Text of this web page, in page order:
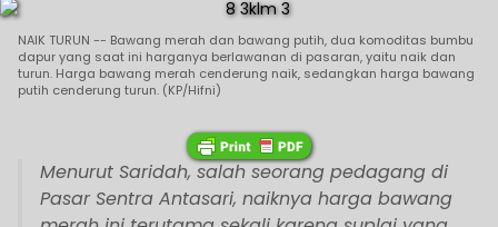
NAIK TURUN -- Bawang merah dan bawang putih, dua komoditas bumbu
dapur yang saat ini harganya berlawanan di pasaran, yaitu naik dan
turun. Harga bawang merah cenderung naik, sedangkan harga bawang
putih cenderung turun. (KP/Hifni)
Menurut Saridah, salah seorang pedagang di
Pasar Sentra Antasari, naiknya harga bawang